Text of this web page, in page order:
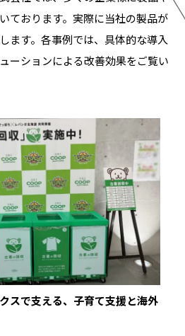
ております。実際に当社の製品が
ます。各事例では、具体的な導入
ーションによる改善効果をご覧い
スで支える、子育て支援と海外